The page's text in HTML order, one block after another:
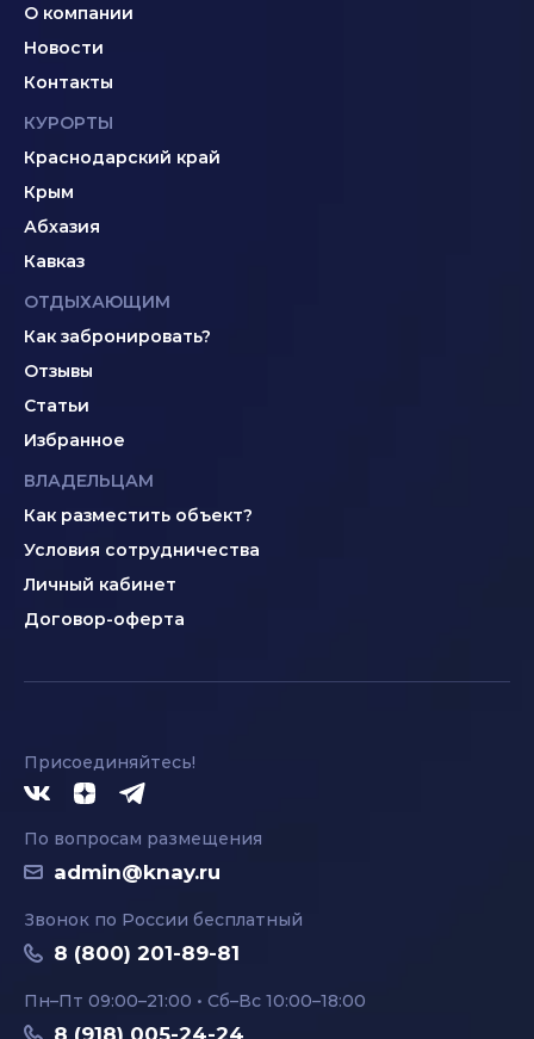
О компании
Новости
Контакты
КУРОРТЫ
Краснодарский край
Крым
Абхазия
Кавказ
ОТДЫХАЮЩИМ
Как забронировать?
Отзывы
Статьи
Избранное
ВЛАДЕЛЬЦАМ
Как разместить объект?
Условия сотрудничества
Личный кабинет
Договор-оферта
Присоединяйтесь!
По вопросам размещения
admin@knay.ru
Звонок по России бесплатный
8 (800) 201-89-81
Пн–Пт 09:00–21:00 • Сб–Вс 10:00–18:00